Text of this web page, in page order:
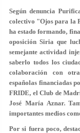
Según denuncia
colectivo "Ojos para la
ha estado formando,
oposición Siria que
semejante actividad
saberlo todos los
colaboración con
españolas financiadas
FRIDE, el Club de
José María Aznar.
importantes medios
Por si fuera poco,